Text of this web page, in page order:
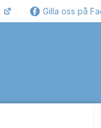
Gilla oss på